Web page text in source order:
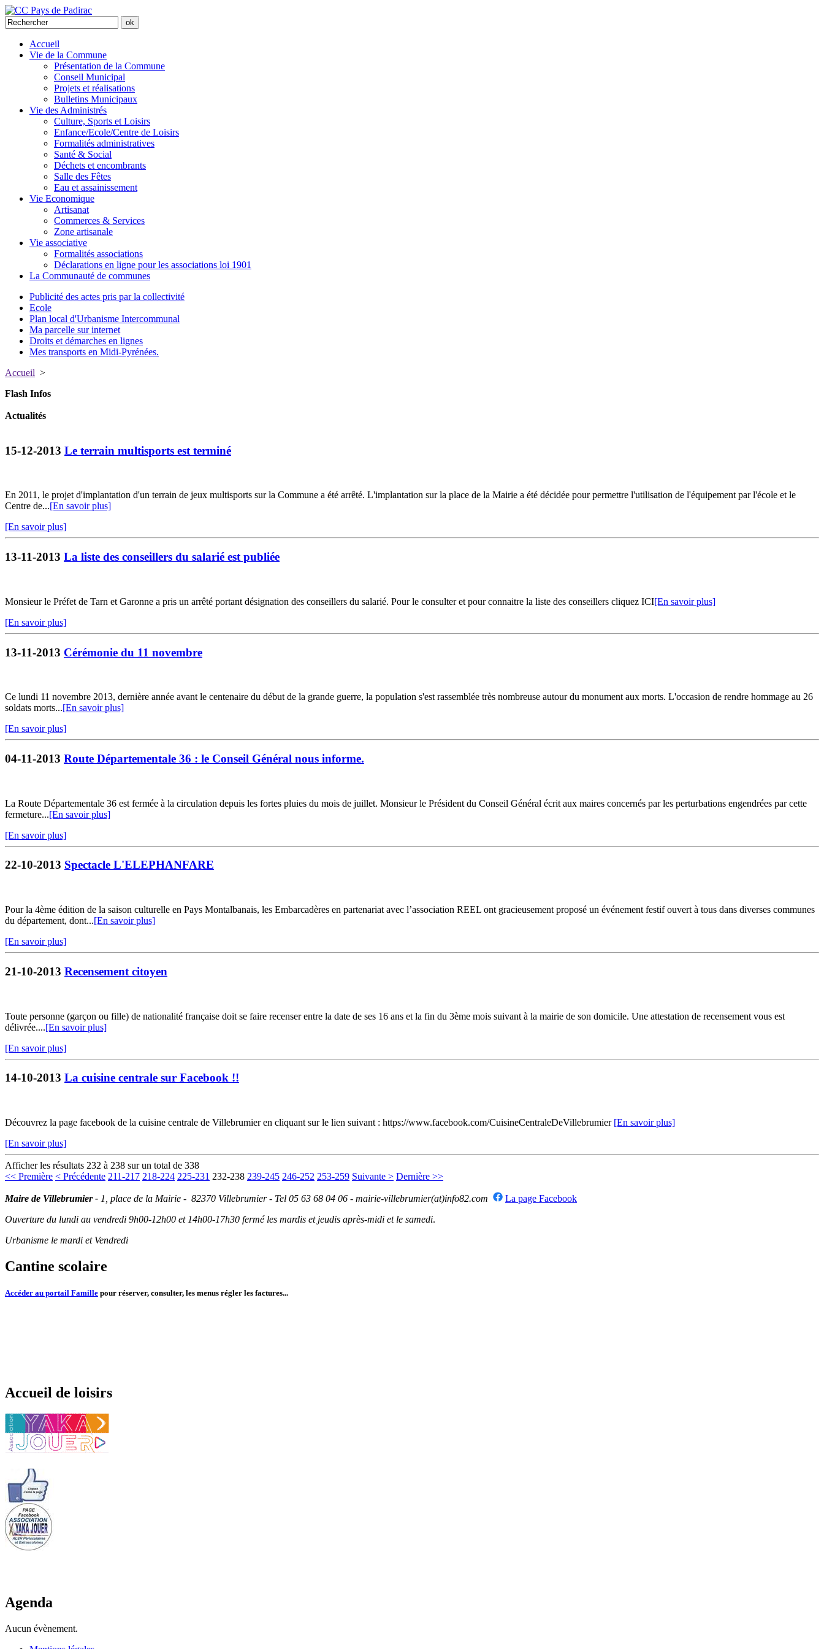
Accueil
Vie de la Commune
Présentation de la Commune
Conseil Municipal
Projets et réalisations
Bulletins Municipaux
Vie des Administrés
Culture, Sports et Loisirs
Enfance/Ecole/Centre de Loisirs
Formalités administratives
Santé & Social
Déchets et encombrants
Salle des Fêtes
Eau et assainissement
Vie Economique
Artisanat
Commerces & Services
Zone artisanale
Vie associative
Formalités associations
Déclarations en ligne pour les associations loi 1901
La Communauté de communes
Publicité des actes pris par la collectivité
Ecole
Plan local d'Urbanisme Intercommunal
Ma parcelle sur internet
Droits et démarches en lignes
Mes transports en Midi-Pyrénées.
Accueil >
Flash Infos
Actualités
15-12-2013 Le terrain multisports est terminé
En 2011, le projet d'implantation d'un terrain de jeux multisports sur la Commune a été arrêté. L'implantation sur la place de la Mairie a été décidée pour permettre l'utilisation de l'équipement par l'école et le
Centre de...[En savoir plus]
[En savoir plus]
13-11-2013 La liste des conseillers du salarié est publiée
Monsieur le Préfet de Tarn et Garonne a pris un arrêté portant désignation des conseillers du salarié. Pour le consulter et pour connaitre la liste des conseillers cliquez ICI[En savoir plus]
[En savoir plus]
13-11-2013 Cérémonie du 11 novembre
Ce lundi 11 novembre 2013, dernière année avant le centenaire du début de la grande guerre, la population s'est rassemblée très nombreuse autour du monument aux morts. L'occasion de rendre hommage au 26
soldats morts...[En savoir plus]
[En savoir plus]
04-11-2013 Route Départementale 36 : le Conseil Général nous informe.
La Route Départementale 36 est fermée à la circulation depuis les fortes pluies du mois de juillet. Monsieur le Président du Conseil Général écrit aux maires concernés par les perturbations engendrées par cette
fermeture...[En savoir plus]
[En savoir plus]
22-10-2013 Spectacle L'ELEPHANFARE
Pour la 4ème édition de la saison culturelle en Pays Montalbanais, les Embarcadères en partenariat avec l’association REEL ont gracieusement proposé un événement festif ouvert à tous dans diverses communes
du département, dont...[En savoir plus]
[En savoir plus]
21-10-2013 Recensement citoyen
Toute personne (garçon ou fille) de nationalité française doit se faire recenser entre la date de ses 16 ans et la fin du 3ème mois suivant à la mairie de son domicile. Une attestation de recensement vous est
délivrée....[En savoir plus]
[En savoir plus]
14-10-2013 La cuisine centrale sur Facebook !!
Découvrez la page facebook de la cuisine centrale de Villebrumier en cliquant sur le lien suivant : https://www.facebook.com/CuisineCentraleDeVillebrumier [En savoir plus]
[En savoir plus]
Afficher les résultats 232 à 238 sur un total de 338
<< Première < Précédente 211-217 218-224 225-231 232-238 239-245 246-252 253-259 Suivante > Dernière >>
Maire de Villebrumier - 1, place de la Mairie - 82370 Villebrumier - Tel 05 63 68 04 06 - mairie-villebrumier(at)info82.com
La page Facebook
Ouverture du lundi au vendredi 9h00-12h00 et 14h00-17h30 fermé les mardis et jeudis après-midi et le samedi.
Urbanisme le mardi et Vendredi
Cantine scolaire
Accéder au portail Famille pour réserver, consulter, les menus régler les factures...
Accueil de loisirs
Agenda
Aucun évènement.